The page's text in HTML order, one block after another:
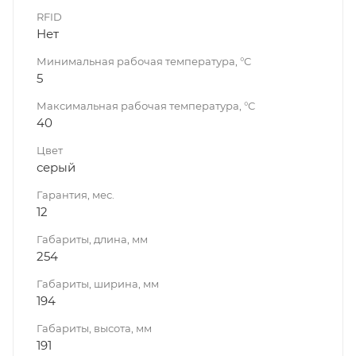
RFID
Нет
Минимальная рабочая температура, °C
5
Максимальная рабочая температура, °C
40
Цвет
серый
Гарантия, мес.
12
Габариты, длина, мм
254
Габариты, ширина, мм
194
Габариты, высота, мм
191